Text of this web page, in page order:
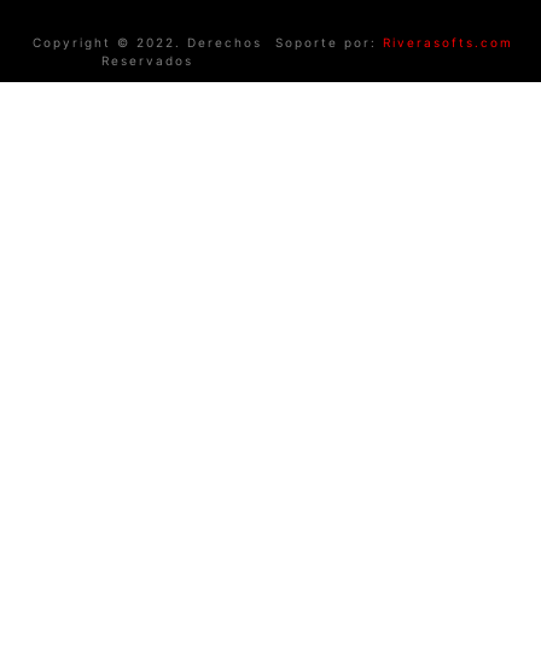
Copyright © 2022. Derechos
Reservados
Soporte por: Riverasofts.com